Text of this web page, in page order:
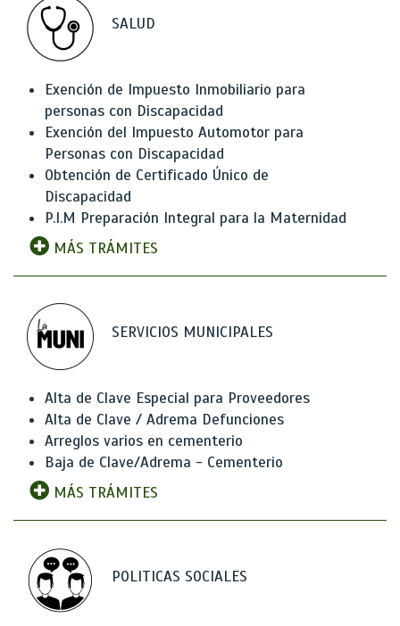
SALUD
Exención de Impuesto Inmobiliario para
personas con Discapacidad
Exención del Impuesto Automotor para
Personas con Discapacidad
Obtención de Certificado Único de
Discapacidad
P.I.M Preparación Integral para la Maternidad
MÁS TRÁMITES
SERVICIOS MUNICIPALES
Alta de Clave Especial para Proveedores
Alta de Clave / Adrema Defunciones
Arreglos varios en cementerio
Baja de Clave/Adrema - Cementerio
MÁS TRÁMITES
POLITICAS SOCIALES